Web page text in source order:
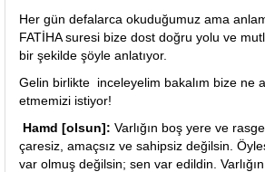
Her gün defalarca okuduğumuz ama
FATİHA suresi bize dost doğru yolu ve
bir şekilde şöyle anlatıyor.
Gelin birlikte inceleyelim bakalım bize ne
etmemizi istiyor!
Hamd [olsun]: Varlığın boş yere ve
çaresiz, amaçsız ve sahipsiz değilsin.
var olmuş değilsin; sen var edildin.